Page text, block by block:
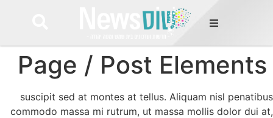
Page / Post
suscipit sed at montes at tellus.
commodo massa mi rutrum, ut massa